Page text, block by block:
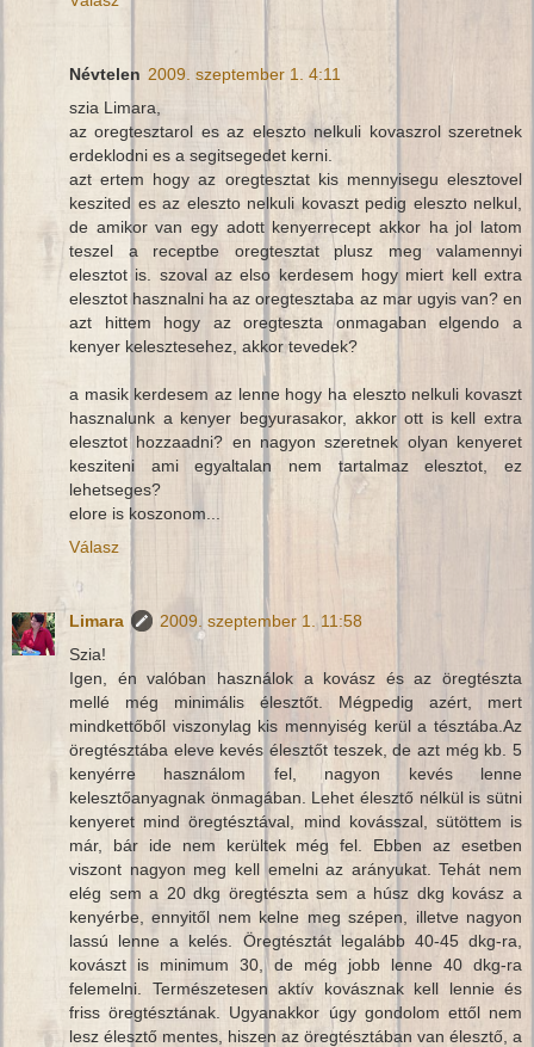
Névtelen 2009. szeptember 1. 4:11
szia Limara,
az oregtesztarol es az eleszto nelkuli kovaszrol szeretnek
erdeklodni es a segitsegedet kerni.
azt ertem hogy az oregtesztat kis mennyisegu elesztovel
keszited es az eleszto nelkuli kovaszt pedig eleszto nelkul,
de amikor van egy adott kenyerrecept akkor ha jol latom
teszel a receptbe oregtesztat plusz meg valamennyi
elesztot is. szoval az elso kerdesem hogy miert kell extra
elesztot hasznalni ha az oregtesztaba az mar ugyis van? en
azt hittem hogy az oregteszta onmagaban elgendo a
kenyer kelesztesehez, akkor tevedek?
a masik kerdesem az lenne hogy ha eleszto nelkuli kovaszt
hasznalunk a kenyer begyurasakor, akkor ott is kell extra
elesztot hozzaadni? en nagyon szeretnek olyan kenyeret
kesziteni ami egyaltalan nem tartalmaz elesztot, ez
lehetseges?
elore is koszonom...
Válasz
Limara
2009. szeptember 1. 11:58
Szia!
Igen, én valóban használok a kovász és az öregtészta
mellé még minimális élesztőt. Mégpedig azért, mert
mindkettőből viszonylag kis mennyiség kerül a tésztába.Az
öregtésztába eleve kevés élesztőt teszek, de azt még kb. 5
kenyérre használom fel, nagyon kevés lenne
kelesztőanyagnak önmagában. Lehet élesztő nélkül is sütni
kenyeret mind öregtésztával, mind kovásszal, sütöttem is
már, bár ide nem kerültek még fel. Ebben az esetben
viszont nagyon meg kell emelni az arányukat. Tehát nem
elég sem a 20 dkg öregtészta sem a húsz dkg kovász a
kenyérbe, ennyitől nem kelne meg szépen, illetve nagyon
lassú lenne a kelés. Öregtésztát legalább 40-45 dkg-ra,
kovászt is minimum 30, de még jobb lenne 40 dkg-ra
felemelni. Természetesen aktív kovásznak kell lennie és
friss öregtésztának. Ugyanakkor úgy gondolom ettől nem
lesz élesztő mentes, hiszen az öregtésztában van élesztő, a